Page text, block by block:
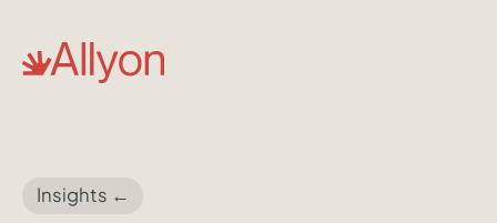
Insights ←